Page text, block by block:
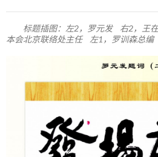
标题插图：左2，罗元发 右2，王
本会北京联络处主任 左1，罗训森总编